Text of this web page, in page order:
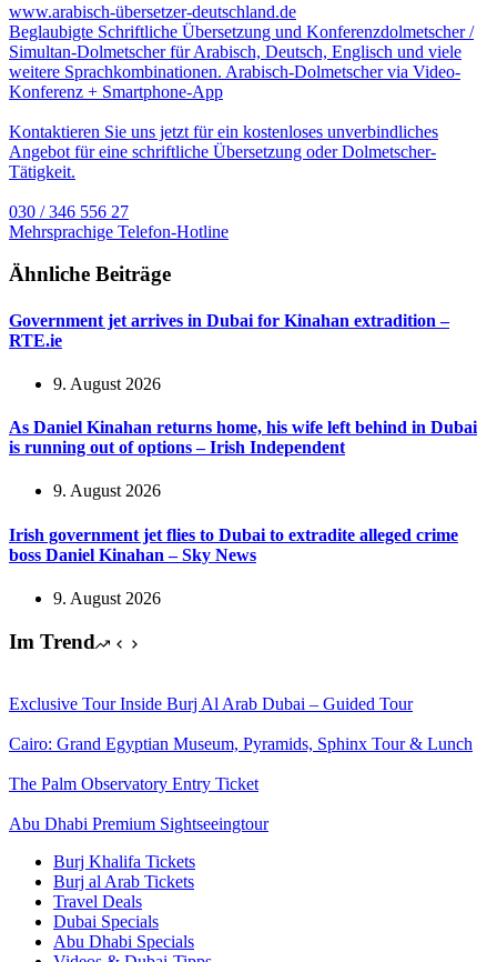
www.arabisch-übersetzer-deutschland.de
Beglaubigte Schriftliche Übersetzung und Konferenzdolmetscher /
Simultan-Dolmetscher für Arabisch, Deutsch, Englisch und viele
weitere Sprachkombinationen. Arabisch-Dolmetscher via Video-
Konferenz + Smartphone-App
Kontaktieren Sie uns jetzt für ein kostenloses unverbindliches
Angebot für eine schriftliche Übersetzung oder Dolmetscher-
Tätigkeit.
030 / 346 556 27
Mehrsprachige Telefon-Hotline
Ähnliche Beiträge
Government jet arrives in Dubai for Kinahan extradition –
RTE.ie
9. August 2026
As Daniel Kinahan returns home, his wife left behind in Dubai
is running out of options – Irish Independent
9. August 2026
Irish government jet flies to Dubai to extradite alleged crime
boss Daniel Kinahan – Sky News
9. August 2026
Im Trend
Exclusive Tour Inside Burj Al Arab Dubai – Guided Tour
Cairo: Grand Egyptian Museum, Pyramids, Sphinx Tour & Lunch
The Palm Observatory Entry Ticket
Abu Dhabi Premium Sightseeingtour
Burj Khalifa Tickets
Burj al Arab Tickets
Travel Deals
Dubai Specials
Abu Dhabi Specials